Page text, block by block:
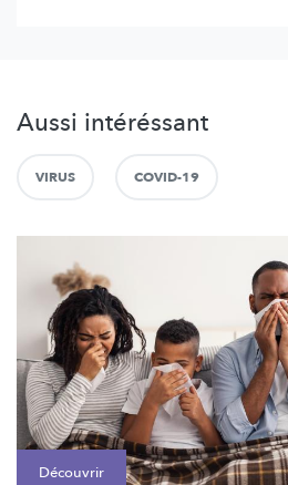
Aussi intéréssant
VIRUS COVID-19
Découvrir